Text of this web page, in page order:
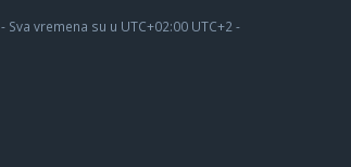
- Sva vremena su u UTC+02:00 UTC+2 -